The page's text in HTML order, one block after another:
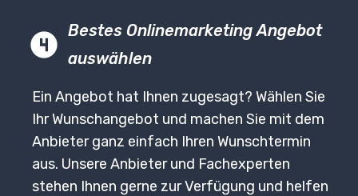
Bestes Onlinemarketing Angebot
auswählen
Ein Angebot hat Ihnen zugesagt? Wählen Sie
Ihr Wunschangebot und machen Sie mit dem
Anbieter ganz einfach Ihren Wunschtermin
aus. Unsere Anbieter und Fachexperten
stehen Ihnen gerne zur Verfügung und helfen